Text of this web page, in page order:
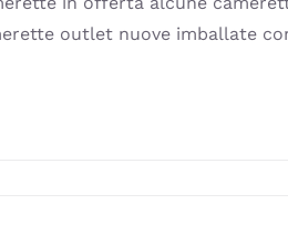
outlet nuove imballate